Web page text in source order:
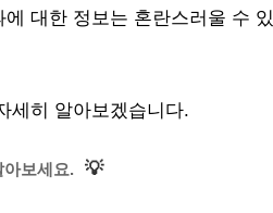
대한 정보는 혼란스러울 수 있
세히 알아보겠습니다.
보세요. 💡